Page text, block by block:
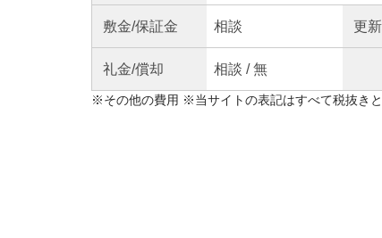
敷金/保証金 相談 更
礼金/償却 相談 /無
※その他の費用 ※当サイトの表記はすべて税抜き